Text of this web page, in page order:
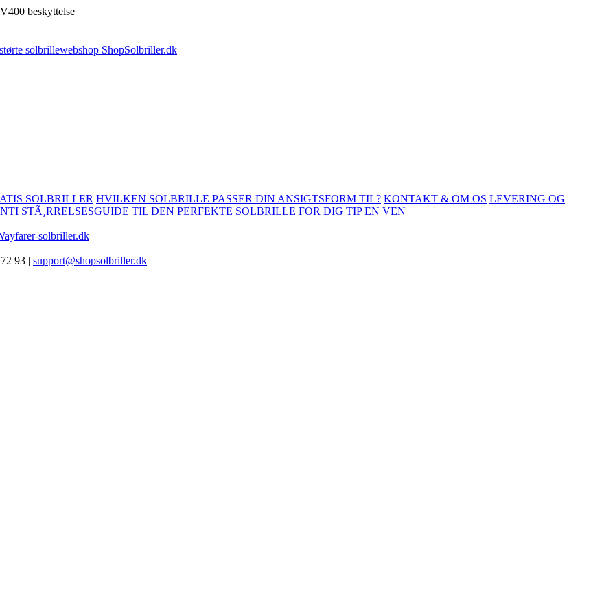
beskyttelse
SOLBRILLER HVILKEN SOLBRILLE PASSER DIN ANSIGTSFORM TIL? KONTAKT & OM OS LEVERING OG
STÃ¸RRELSESGUIDE TIL DEN PERFEKTE SOLBRILLE FOR DIG TIP EN VEN
solbriller.dk
93 | support@shopsolbriller.dk